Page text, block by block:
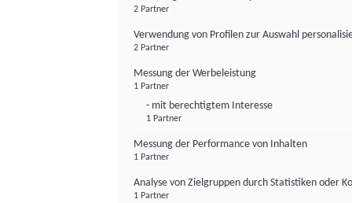
2 Partner
Verwendung von Profilen zur Auswahl
2 Partner
Messung der Werbeleistung
1 Partner
- mit berechtigtem Interesse
1 Partner
Messung der Performance von Inhalten
1 Partner
Analyse von Zielgruppen durch Statistiken oder
1 Partner